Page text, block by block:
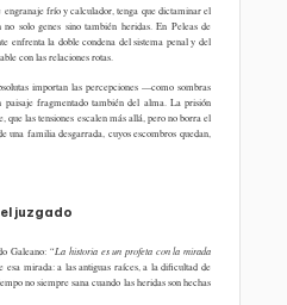
engranaje frío y calculador, tenga que dictaminar el
solo genes sino también heridas. En Peleas de
enfrenta la doble condena del sistema penal y del
con las relaciones rotas.
importan las percepciones —como sombras
paisaje fragmentado también del alma. La prisión
que las tensiones escalen más allá, pero no borra el
una familia desgarrada, cuyos escombros quedan,
juzgado
Galeano: “La historia es un profeta con la mirada
esa mirada: a las antiguas raíces, a la dificultad de
no siempre sana cuando las heridas son hechas